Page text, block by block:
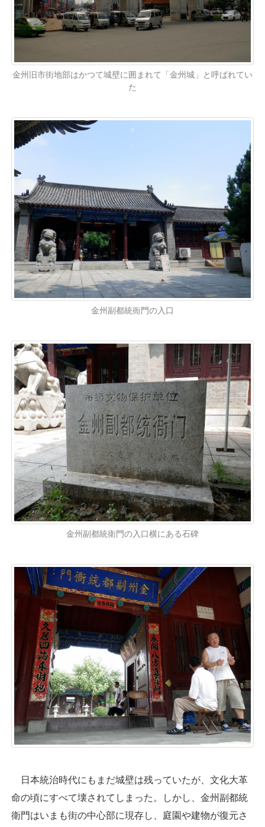
金州旧市街地部はかつて城壁に囲まれて「金州城」と呼ばれてい
た
金州副都統衙門の入口
金州副都統衛門の入口横にある石碑
日本統治時代にもまだ城壁は残っていたが、文化大革
命の頃にすべて壊されてしまった。しかし、金州副都統
衛門はいまも街の中心部に現存し、庭園や建物が復元さ